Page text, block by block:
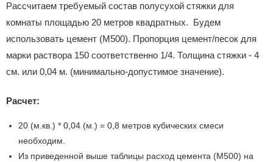
Рассчитаем требуемый состав полусухой стяжки для
комнаты площадью 20 метров квадратных. Будем
использовать цемент (М500). Пропорция цемент/песок для
марки раствора 150 соответственно 1/4. Толщина стяжки - 4
см. или 0,04 м. (минимально-допустимое значение).
Расчет:
20 (м.кв.) * 0,04 (м.) = 0,8 метров кубических смеси
необходим.
Из приведенной выше таблицы расход цемента (М500) на